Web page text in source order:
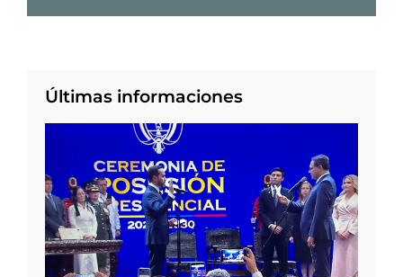
Últimas informaciones